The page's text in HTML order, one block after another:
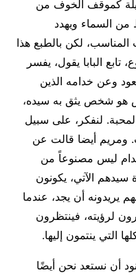
كموقف الخوف من
السماء ويهدد
المناسب، لكن بالطبع هذا
البابا يقول، يفسر
وعن خدامه الذين
هو شخص يثق به سيده،
لنفكر، على سبيل
ومريم أيضا قالت عن
ليس مصنوعاً من
سيدهم الآتي، يكونون
يريدونه أن يجد، عندما
لرؤيته، فينتظرون
التي ينتمون إليها.
أن نستعد نحن أيضًا